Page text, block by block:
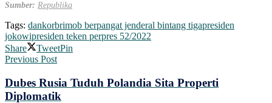
Sumber: Republika
Tags: dankorbrimob berpangat jenderal bintang tigapresiden
jokowipresiden teken perpres 52/2022
Share
TweetPin
Previous Post
Dubes Rusia Tuduh Polandia Sita Properti
Diplomatik